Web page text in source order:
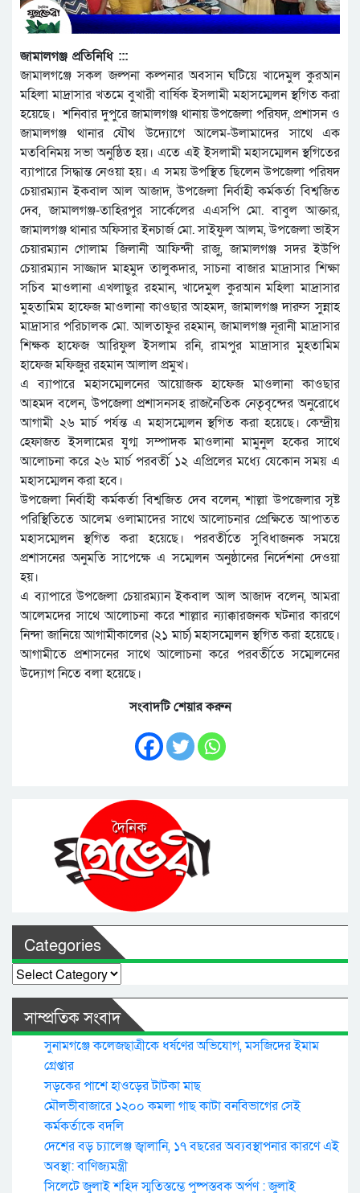
জামালগঞ্জ প্রতিনিধি :::
জামালগঞ্জে সকল জল্পনা কল্পনার অবসান ঘটিয়ে খাদেমুল কুরআন
মহিলা মাদ্রাসার খতমে বুখারী বার্ষিক ইসলামী মহাসম্মেলন স্থগিত করা
হয়েছে। শনিবার দুপুরে জামালগঞ্জ থানায় উপজেলা পরিষদ, প্রশাসন ও
জামালগঞ্জ থানার যৌথ উদ্যোগে আলেম-উলামাদের সাথে এক
মতবিনিময় সভা অনুষ্ঠিত হয়। এতে এই ইসলামী মহাসম্মেলন স্থগিতের
ব্যাপারে সিদ্ধান্ত নেওয়া হয়। এ সময় উপস্থিত ছিলেন উপজেলা পরিষদ
চেয়ারম্যান ইকবাল আল আজাদ, উপজেলা নির্বাহী কর্মকর্তা বিশ্বজিত
দেব, জামালগঞ্জ-তাহিরপুর সার্কেলের এএসপি মো. বাবুল আক্তার,
জামালগঞ্জ থানার অফিসার ইনচার্জ মো. সাইফুল আলম, উপজেলা ভাইস
চেয়ারম্যান গোলাম জিলানী আফিন্দী রাজু, জামালগঞ্জ সদর ইউপি
চেয়ারম্যান সাজ্জাদ মাহমুদ তালুকদার, সাচনা বাজার মাদ্রাসার শিক্ষা
সচিব মাওলানা এখলাছুর রহমান, খাদেমুল কুরআন মহিলা মাদ্রাসার
মুহতামিম হাফেজ মাওলানা কাওছার আহমদ, জামালগঞ্জ দারুস সুন্নাহ
মাদ্রাসার পরিচালক মো. আলতাফুর রহমান, জামালগঞ্জ নূরানী মাদ্রাসার
শিক্ষক হাফেজ আরিফুল ইসলাম রনি, রামপুর মাদ্রাসার মুহতামিম
হাফেজ মফিজুর রহমান আলাল প্রমুখ।
এ ব্যাপারে মহাসম্মেলনের আয়োজক হাফেজ মাওলানা কাওছার
আহমদ বলেন, উপজেলা প্রশাসনসহ রাজনৈতিক নেতৃবৃন্দের অনুরোধে
আগামী ২৬ মার্চ পর্যন্ত এ মহাসম্মেলন স্থগিত করা হয়েছে। কেন্দ্রীয়
হেফাজত ইসলামের যুগ্ম সম্পাদক মাওলানা মামুনুল হকের সাথে
আলোচনা করে ২৬ মার্চ পরবর্তী ১২ এপ্রিলের মধ্যে যেকোন সময় এ
মহাসম্মেলন করা হবে।
উপজেলা নির্বাহী কর্মকর্তা বিশ্বজিত দেব বলেন, শাল্লা উপজেলার সৃষ্ট
পরিস্থিতিতে আলেম ওলামাদের সাথে আলোচনার প্রেক্ষিতে আপাতত
মহাসম্মেলন স্থগিত করা হয়েছে। পরবর্তীতে সুবিধাজনক সময়ে
প্রশাসনের অনুমতি সাপেক্ষে এ সম্মেলন অনুষ্ঠানের নির্দেশনা দেওয়া
হয়।
এ ব্যাপারে উপজেলা চেয়ারম্যান ইকবাল আল আজাদ বলেন, আমরা
আলেমদের সাথে আলোচনা করে শাল্লার ন্যাক্কারজনক ঘটনার কারণে
নিন্দা জানিয়ে আগামীকালের (২১ মার্চ) মহাসম্মেলন স্থগিত করা হয়েছে।
আগামীতে প্রশাসনের সাথে আলোচনা করে পরবর্তীতে সম্মেলনের
উদ্যোগ নিতে বলা হয়েছে।
সংবাদটি শেয়ার করুন
Categories
Categories
সাম্প্রতিক সংবাদ
সুনামগঞ্জে কলেজছাত্রীকে ধর্ষণের অভিযোগ, মসজিদের ইমাম
গ্রেপ্তার
সড়কের পাশে হাওড়ের টাটকা মাছ
মৌলভীবাজারে ১২০০ কমলা গাছ কাটা বনবিভাগের সেই
কর্মকর্তাকে বদলি
দেশের বড় চ্যালেঞ্জ জ্বালানি, ১৭ বছরের অব্যবস্থাপনার কারণে এই
অবস্থা: বাণিজ্যমন্ত্রী
সিলেটে জুলাই শহিদ স্মৃতিস্তম্ভে পুষ্পস্তবক অর্পণ : জুলাই